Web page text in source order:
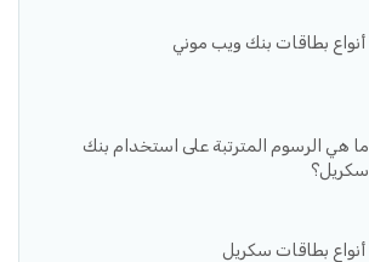
أنواع بطاقات بنك ويب موني
ما هي الرسوم المترتبة على استخدام بنك
سكريل؟
أنواع بطاقات سكريل